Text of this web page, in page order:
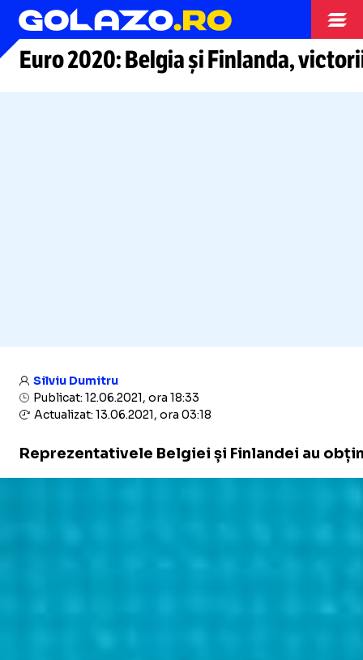
Arhiva fotbal
Euro 2020: Belgia și Finlanda,
Silviu Dumitru
Publicat: 12.06.2021, ora 18:33
Actualizat: 13.06.2021, ora 03:18
Reprezentativele Belgiei și Finlandei au